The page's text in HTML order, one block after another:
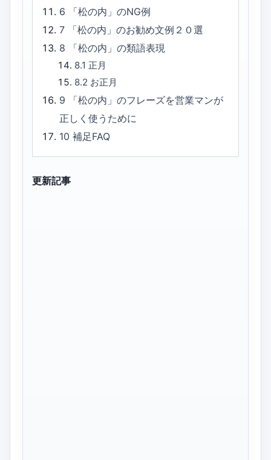
6
「松の内」のNG例
7
「松の内」のお勧め文例２０選
8
「松の内」の類語表現
8.1 正月
8.2 お正月
9
「松の内」のフレーズを営業マンが
正しく使うために
10補足FAQ
更新記事